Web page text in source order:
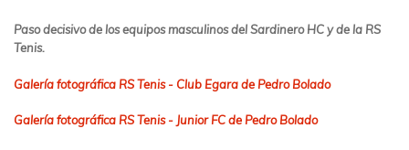
Paso decisivo de los equipos masculinos del Sardinero HC y de la RS
Tenis.
Galería fotográfica RS Tenis - Club Egara de Pedro Bolado
Galería fotográfica RS Tenis - Junior FC de Pedro Bolado